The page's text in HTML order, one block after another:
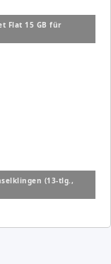
Flat 15 GB für
(13-tlg.,